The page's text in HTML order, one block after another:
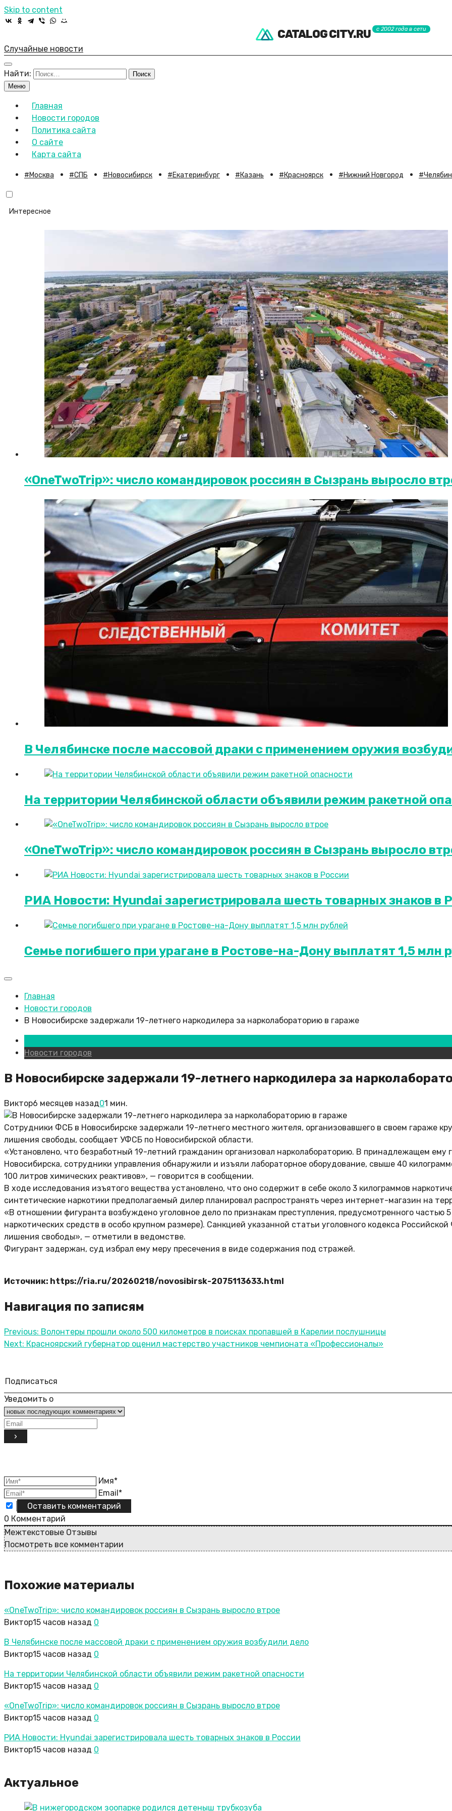
Skip to content
CATALOG CITY.RU с 2002 года в сети
Случайные новости
Найти:
Меню
Главная
Новости городов
Политика сайта
О сайте
Карта сайта
Москва СПБ Новосибирск Екатеринбург Казань Красноярск Нижний Новгород
Интересное
«OneTwoTrip»: число командировок россиян в Сызрань выросло
В Челябинске после массовой драки с применением оружия
На территории Челябинской области объявили режим ракетной
«OneTwoTrip»: число командировок россиян в Сызрань выросло
РИА Новости: Hyundai зарегистрировала шесть товарных знаков в
Семье погибшего при урагане в Ростове-на-Дону выплатят 1,5 млн
Главная
Новости городов
В Новосибирске задержали 19-летнего наркодилера за нарколабораторию в гараже
Новости городов
В Новосибирске задержали 19-летнего наркодилера за
Виктор6 месяцев назад01 мин.
Сотрудники ФСБ в Новосибирске задержали 19-летнего местного жителя, организовавшего в своем гараже
лишения свободы, сообщает УФСБ по Новосибирской области.
«Установлено, что безработный 19-летний гражданин организовал нарколабораторию. В принадлежащем
Новосибирска, сотрудники управления обнаружили и изъяли лабораторное оборудование, свыше 40
100 литров химических реактивов», — говорится в сообщении.
В ходе исследования изъятого вещества установлено, что оно содержит в себе около 3 килограммов
синтетические наркотики предполагаемый дилер планировал распространять через интернет-магазин на
«В отношении фигуранта возбуждено уголовное дело по признакам преступления, предусмотренного частью
наркотических средств в особо крупном размере). Санкцией указанной статьи уголовного кодекса
лишения свободы», — отметили в ведомстве.
Фигурант задержан, суд избрал ему меру пресечения в виде содержания под стражей.
Источник: https://ria.ru/20260218/novosibirsk-2075113633.html
Навигация по записям
Previous: Волонтеры прошли около 500 километров в поисках пропавшей в Карелии послушницы
Next: Красноярский губернатор оценил мастерство участников чемпионата «Профессионалы»
Подписаться
Уведомить о
Имя*
Email*
0 Комментарий
Межтекстовые Отзывы
Посмотреть все комментарии
Похожие материалы
«OneTwoTrip»: число командировок россиян в Сызрань выросло втрое
Виктор15 часов назад 0
В Челябинске после массовой драки с применением оружия возбудили дело
Виктор15 часов назад 0
На территории Челябинской области объявили режим ракетной опасности
Виктор15 часов назад 0
«OneTwoTrip»: число командировок россиян в Сызрань выросло втрое
Виктор15 часов назад 0
РИА Новости: Hyundai зарегистрировала шесть товарных знаков в России
Виктор15 часов назад 0
Актуальное